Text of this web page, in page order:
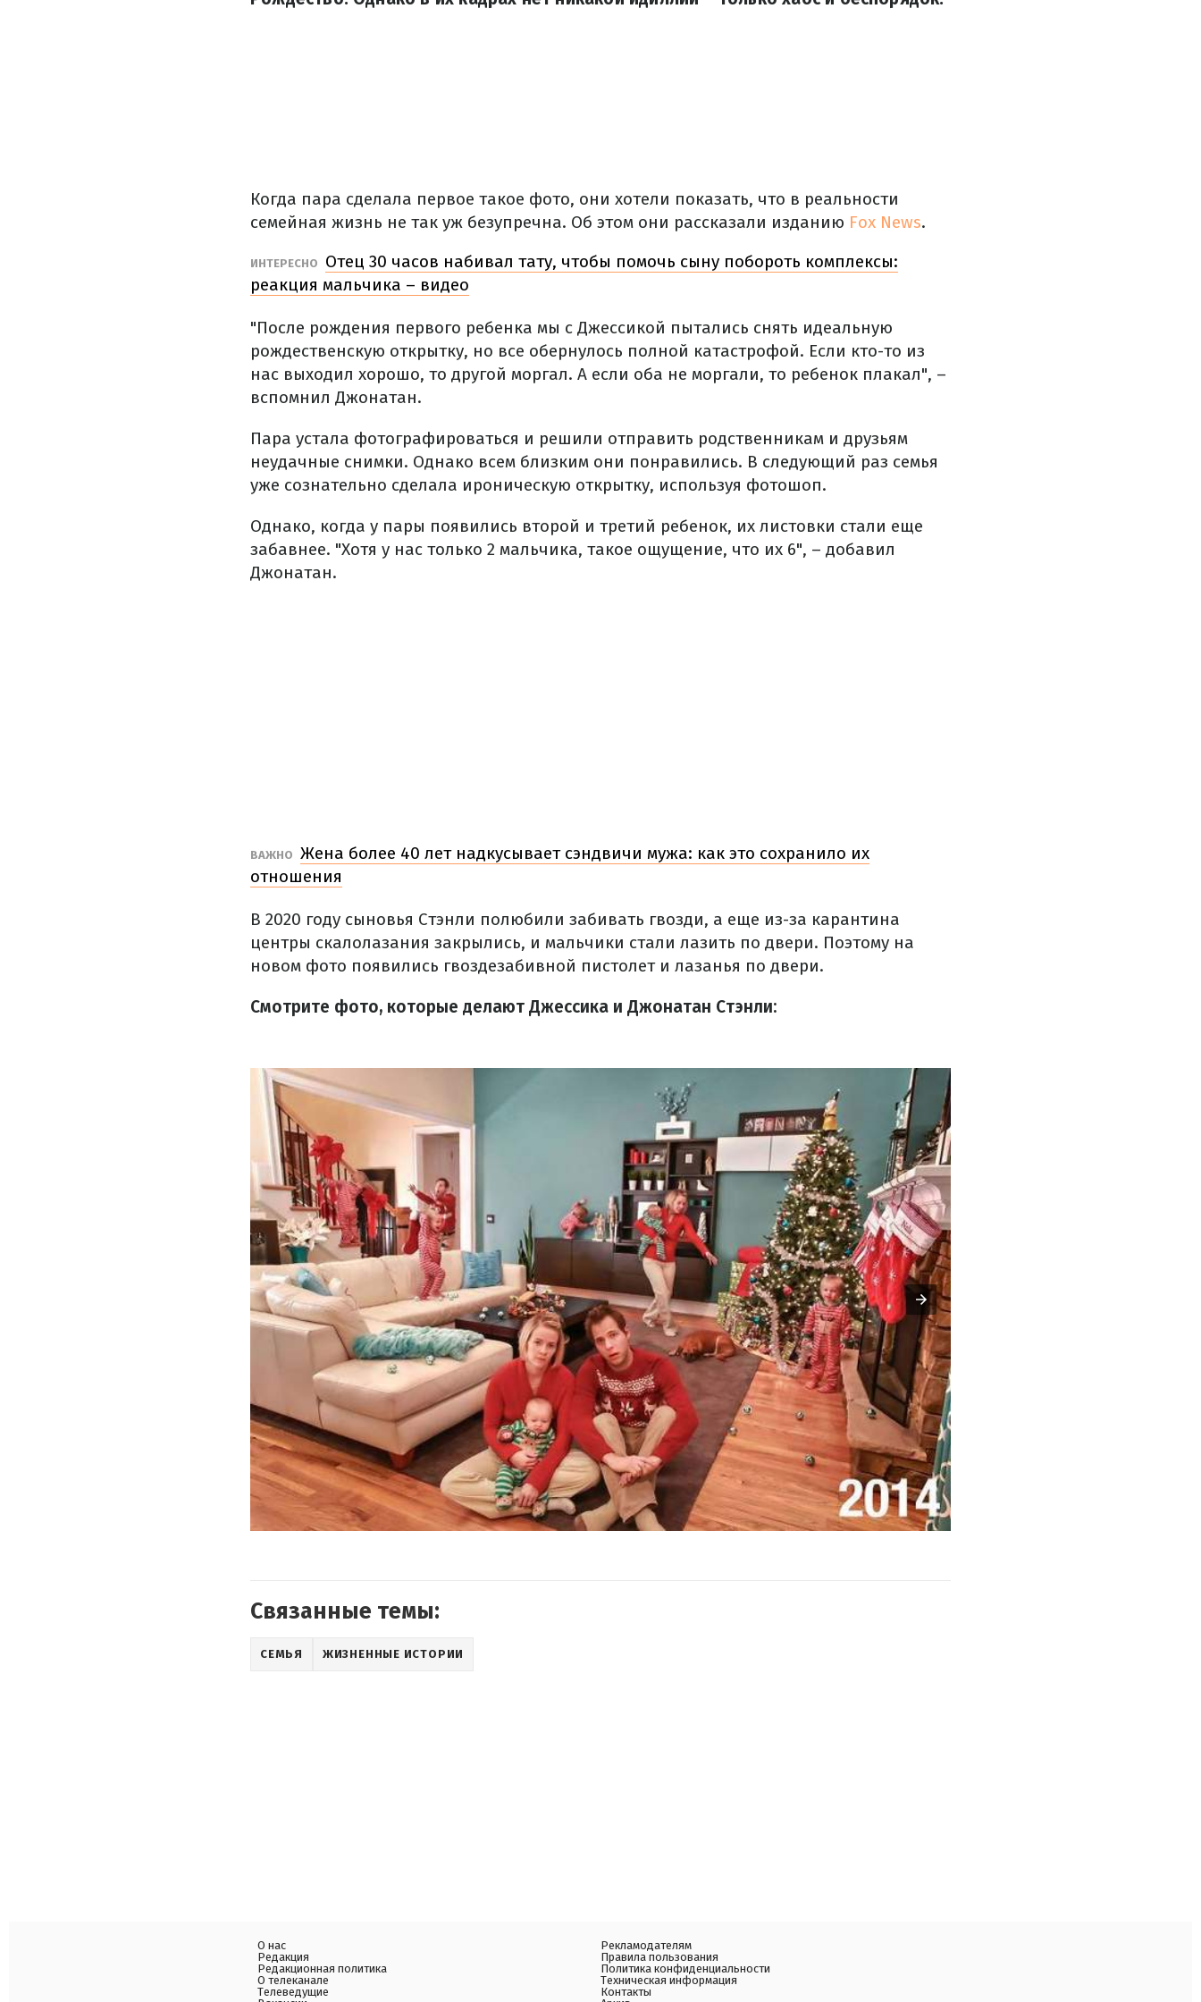
Когда пара сделала первое такое фото, они хотели показать, что в реальности
семейная жизнь не так уж безупречна. Об этом они рассказали изданию Fox News.
ИНТЕРЕСНО
Отец 30 часов набивал тату, чтобы помочь сыну побороть комплексы:
реакция мальчика – видео
"После рождения первого ребенка мы с Джессикой пытались снять идеальную
рождественскую открытку, но все обернулось полной катастрофой. Если кто-то из
нас выходил хорошо, то другой моргал. А если оба не моргали, то ребенок плакал", –
вспомнил Джонатан.
Пара устала фотографироваться и решили отправить родственникам и друзьям
неудачные снимки. Однако всем близким они понравились. В следующий раз семья
уже сознательно сделала ироническую открытку, используя фотошоп.
Однако, когда у пары появились второй и третий ребенок, их листовки стали еще
забавнее. "Хотя у нас только 2 мальчика, такое ощущение, что их 6", – добавил
Джонатан.
ВАЖНО Жена более 40 лет надкусывает сэндвичи мужа: как это сохранило их
отношения
В 2020 году сыновья Стэнли полюбили забивать гвозди, а еще из-за карантина
центры скалолазания закрылись, и мальчики стали лазить по двери. Поэтому на
новом фото появились гвоздезабивной пистолет и лазанья по двери.
Смотрите фото, которые делают Джессика и Джонатан Стэнли:
Связанные темы:
СЕМЬЯ ЖИЗНЕННЫЕ ИСТОРИИ
О нас
Редакция
Редакционная политика
О телеканале
Телеведущие
Рекламодателям
Правила пользования
Политика конфиденциальности
Техническая информация
Контакты